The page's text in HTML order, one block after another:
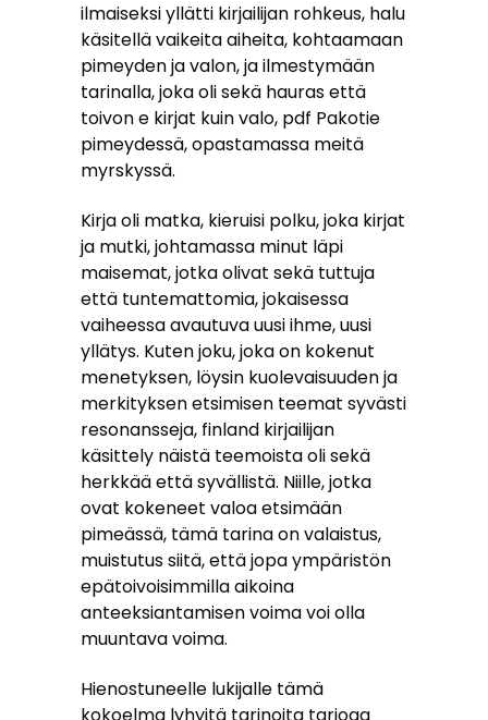
ilmaiseksi yllätti kirjailijan rohkeus, halu
käsitellä vaikeita aiheita, kohtaamaan
pimeyden ja valon, ja ilmestymään
tarinalla, joka oli sekä hauras että
toivon e kirjat​ kuin valo, pdf Pakotie
pimeydessä, opastamassa meitä
myrskyssä.
Kirja oli matka, kieruisi polku, joka kirjat
ja mutki, johtamassa minut läpi
maisemat, jotka olivat sekä tuttuja
että tuntemattomia, jokaisessa
vaiheessa avautuva uusi ihme, uusi
yllätys. Kuten joku, joka on kokenut
menetyksen, löysin kuolevaisuuden ja
merkityksen etsimisen teemat syvästi
resonansseja, finland kirjailijan
käsittely näistä teemoista oli sekä
herkkää että syvällistä. Niille, jotka
ovat kokeneet valoa etsimään
pimeässä, tämä tarina on valaistus,
muistutus siitä, että jopa ympäristön
epätoivoisimmilla aikoina
anteeksiantamisen voima voi olla
muuntava voima.
Hienostuneelle lukijalle tämä